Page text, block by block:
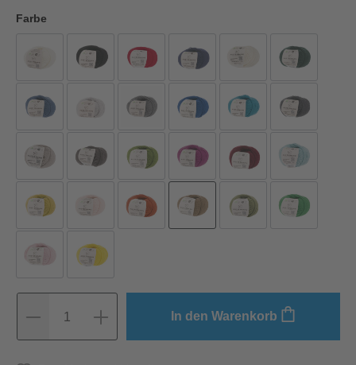
Farbe
1 In den Warenkorb